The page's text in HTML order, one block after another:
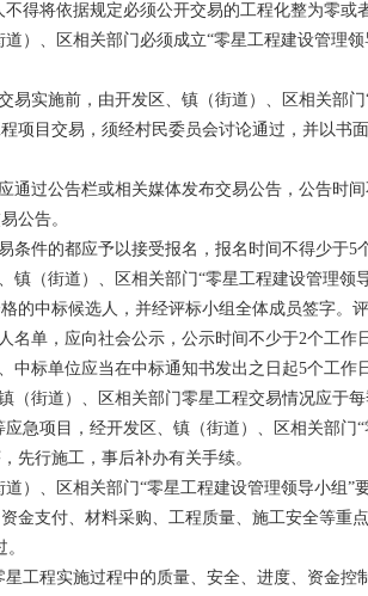
得将依据规定必须公开交易的工程化整为零或
）、区相关部门必须成立“零星工程建设管理领
易实施前，由开发区、镇（街道）、区相关部
项目交易，须经村民委员会讨论通过，并以书
通过公告栏或相关媒体发布交易公告，公告时
公告。
条件的都应予以接受报名，报名时间不得少于5
镇（街道）、区相关部门“零星工程建设管理
的中标候选人，并经评标小组全体成员签字。
名单，应向社会公示，公示时间不少于2个工作
中标单位应当在中标通知书发出之日起5个工作
（街道）、区相关部门零星工程交易情况应于每
急项目，经开发区、镇（街道）、区相关部
先行施工，事后补办有关手续。
）、区相关部门“零星工程建设管理领导小组
金支付、材料采购、工程质量、施工安全等重
工程实施过程中的质量、安全、进度、资金